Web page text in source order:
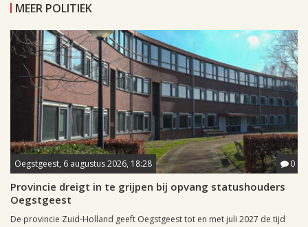
MEER POLITIEK
Oegstgeest, 6 augustus 2026, 18:28 0
Provincie dreigt in te grijpen bij opvang statushouders
Oegstgeest
De provincie Zuid-Holland geeft Oegstgeest tot en met juli 2027 de tijd